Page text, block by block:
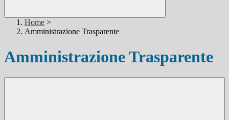
Home >
Amministrazione Trasparente
Amministrazione Trasparente